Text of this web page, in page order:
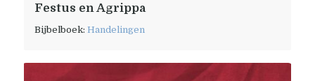
Festus en Agrippa
Bijbelboek:Handelingen